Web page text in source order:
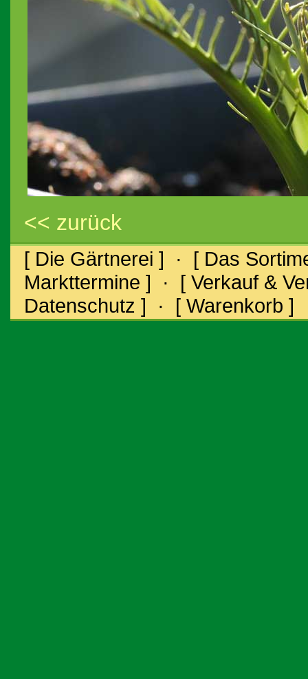
<< zurück
[ Die Gärtnerei ] · [ Das
Markttermine ] · [ Verkauf &
Datenschutz ] · [ Warenkorb ]